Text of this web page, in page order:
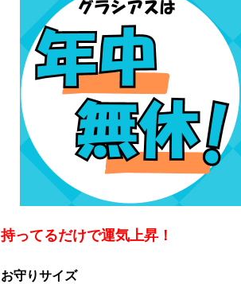
持ってるだけで運気上昇！
お守りサイズ